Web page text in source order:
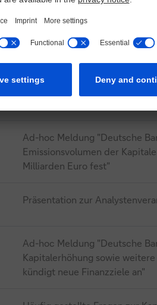
Wertpapierprospekt (englisch)
Eine Zusammenfassung in
Ad-hoc Meldung "Deutsche
Emissionsvolumen der
Milliarden Euro fest"
Präsentation zur
Ad-hoc Meldung "Deutsche
Kapitalerhöhung sowie
kündigt neue Finanzziele an"
enthaltenen
AG bei der SEC eingereicht wird,
Dokumente lesen. Diese
auf der Internetseite der SEC (
oder andere in das
bei der Deutschen Bank AG
Veröffentlichung veranlassen.
befinden oder (b) Personen,
Anleger unter Article
Order 2005 in der geltenden
gemäß Artikel 49(2)(a) bis (d)
als „Qualifizierte Personen“
stehen nur Qualifizierten
gegenüber Qualifizierten
sind, sollten in keinem Fall im